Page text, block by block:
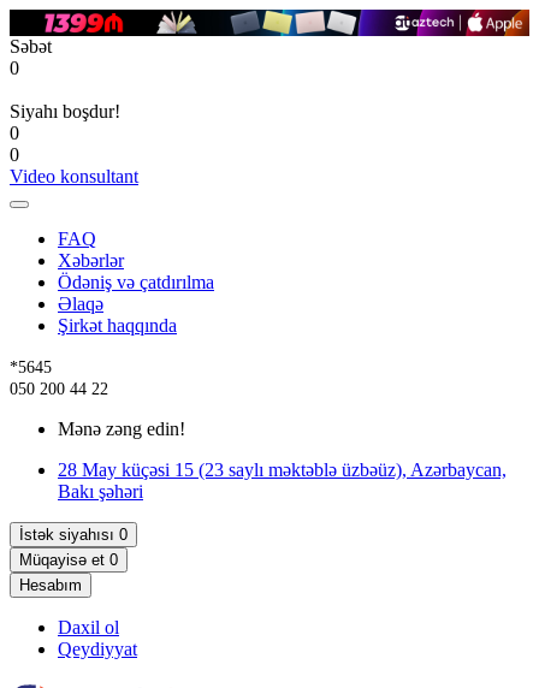
Səbət
0
Siyahı boşdur!
0
0
Video konsultant
FAQ
Xəbərlər
Ödəniş və çatdırılma
Əlaqə
Şirkət haqqında
*5645
050 200 44 22
Mənə zəng edin!
28 May küçəsi 15 (23 saylı məktəblə üzbəüz), Azərbaycan,
Bakı şəhəri
İstək siyahısı 0
Müqayisə et 0
Hesabım
Daxil ol
Qeydiyyat